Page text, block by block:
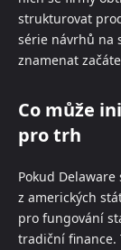
strukturovat
série návrhů na
znamenat
Co může
pro trh
Pokud
z amerických
pro fungování
tradiční finance.